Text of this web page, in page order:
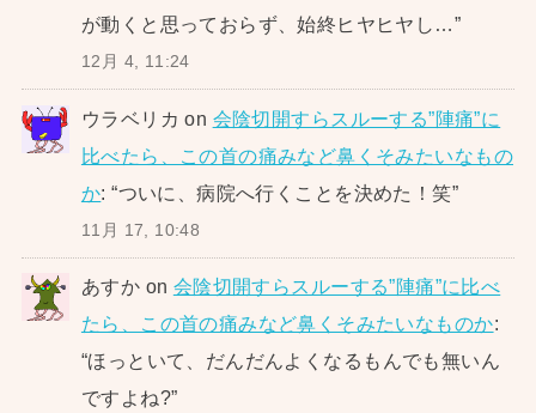
が動くと思っておらず、始終ヒヤヒヤし…”
12月 4, 11:24
ウラベリカ on 会陰切開すらスルーする”陣痛”に
比べたら、この首の痛みなど鼻くそみたいなもの
か: “ついに、病院へ行くことを決めた！笑”
11月 17, 10:48
あすか on 会陰切開すらスルーする”陣痛”に比べ
たら、この首の痛みなど鼻くそみたいなものか:
“ほっといて、だんだんよくなるもんでも無いん
ですよね?”